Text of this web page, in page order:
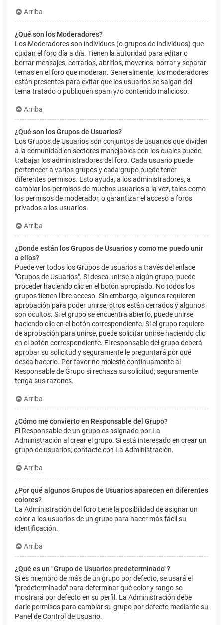
Arriba
¿Qué son los Moderadores?
Los Moderadores son individuos (o grupos de individuos) que
cuidan el foro día a día. Tienen la autoridad para editar o
borrar mensajes, cerrarlos, abrirlos, moverlos, borrar y separar
temas en el foro que moderan. Generalmente, los moderadores
están presentes para evitar que los usuarios se salgan del
tema tratado o publiquen spam y/o contenido malicioso.
Arriba
¿Qué son los Grupos de Usuarios?
Los Grupos de Usuarios son conjuntos de usuarios que dividen
a la comunidad en sectores manejables con los cuales puede
trabajar los administradores del foro. Cada usuario puede
pertenecer a varios grupos y cada grupo puede tener
diferentes permisos. Esto ayuda, a los administradores, a
cambiar los permisos de muchos usuarios a la vez, tales como
los permisos de moderador, o garantizar el acceso a foros
privados a los usuarios.
Arriba
¿Donde están los Grupos de Usuarios y como me puedo unir
a ellos?
Puede ver todos los Grupos de usuarios a través del enlace
"Grupos de Usuarios". Si desea unirse a algún grupo, puede
proceder haciendo clic en el botón apropiado. No todos los
grupos tienen libre acceso. Sin embargo, algunos requieren
aprobación para poder unirse, otros están cerrados y algunos
son ocultos. Si el grupo se encuentra abierto, puede unirse
haciendo clic en el botón correspondiente. Si el grupo requiere
de aprobación para unirse, puede solicitar unirse haciendo clic
en el botón correspondiente. El responsable del grupo deberá
aprobar su solicitud y seguramente le preguntará por qué
desea hacerlo. Por favor no moleste continuamente al
Responsable de Grupo si rechaza su solicitud; seguramente
tenga sus razones.
Arriba
¿Cómo me convierto en Responsable del Grupo?
El Responsable de un grupo es asignado por La
Administración al crear el grupo. Si está interesado en crear un
grupo de usuarios, contacte con La Administración.
Arriba
¿Por qué algunos Grupos de Usuarios aparecen en diferentes
colores?
La Administración del foro tiene la posibilidad de asignar un
color a los usuarios de un grupo para hacer más fácil su
identificación.
Arriba
¿Qué es un "Grupo de Usuarios predeterminado"?
Si es miembro de más de un grupo por defecto, se usará el
"predeterminado" para determinar qué color y rango se
mostrará por defecto en su perfil. La Administración debe
darle permisos para cambiar su grupo por defecto mediante su
Panel de Control de Usuario.